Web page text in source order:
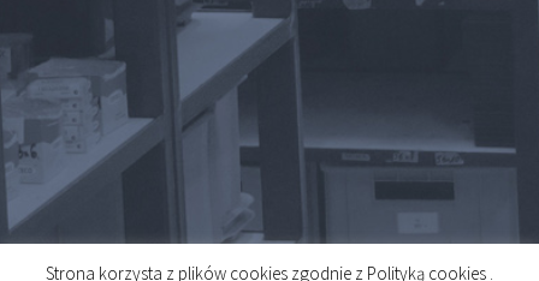
Strona korzysta z plików cookies zgodnie z Polityką cookies .